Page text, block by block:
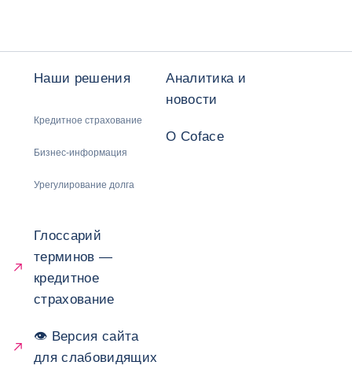
Наши решения
Кредитное страхование
Бизнес-информация
Урегулирование долга
Аналитика и
новости
О Coface
Глоссарий
терминов —
кредитное
страхование
👁 Версия сайта
для слабовидящих